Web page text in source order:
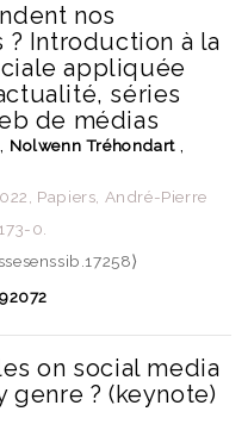
nos
Introduction à la
appliquée
séries
de médias
Nolwenn Tréhondart,
Papiers, André-Pierre
0.
on social media
genre ? (keynote)